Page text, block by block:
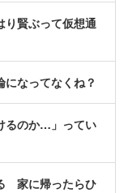
り賢ぶって仮想通
なってなくね？
るのか…」ってい
家に帰ったらひ